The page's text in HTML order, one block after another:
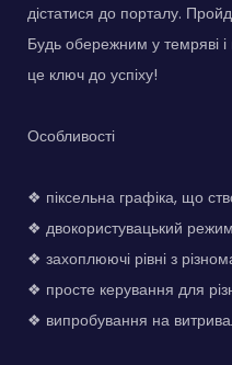
дістатися до порталу.
Будь обережним у темряві
це ключ до успіху!
Особливості
❖ піксельна графіка, що
❖ двокористувацький
❖ захоплюючі рівні з
❖ просте керування для
❖ випробування на